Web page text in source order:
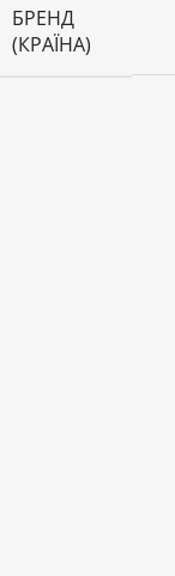
БРЕНД
(КРАЇНА)